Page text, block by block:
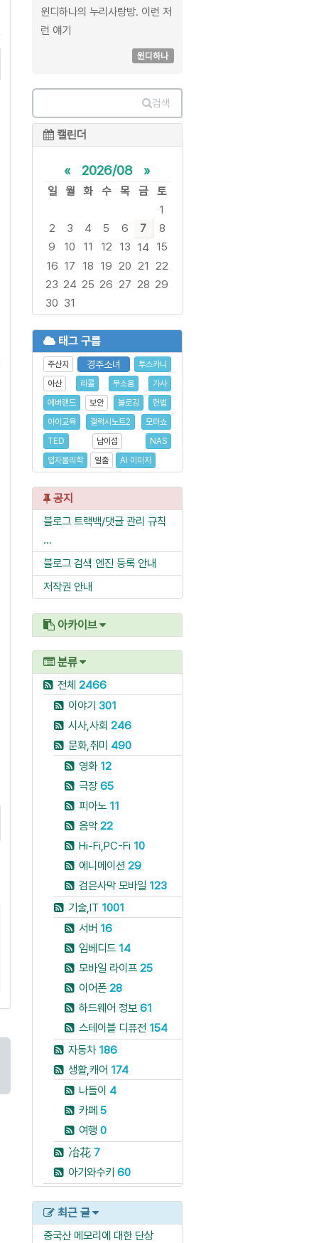
윈디하나의 누리사랑방. 이런 저
런 얘기
윈디하나
검색
캘린더
« 2026/08 »
일 월 화 수 목 금
토
1
2
3 4 5 6 7
8
9
10 11 12 13 14
15
16 17 18 19 20 21
22
23 24 25 26 27 28 29
30 31
태그 구름
주산지 경주소녀
투스카니
아산
리콜 무소음
가사
에버랜드
보안 블로깅
헌법
아이교육
갤럭시노트2
모터쇼
TED
남이섬
NAS
입자물리학
일출 AI 이미지
공지
블로그 트랙백/댓글 관리 규칙
...
블로그 검색 엔진 등록 안내
저작권 안내
아카이브
분류
전체 2466
이야기 301
시사,사회 246
문화,취미 490
영화 12
극장65
피아노 11
음악22
Hi-Fi,PC-Fi 10
에니메이션 29
검은사막 모바일 123
기술,IT 1001
서버 16
임베디드 14
모바일 라이프 25
이어폰 28
하드웨어 정보 61
스테이블 디퓨전 154
자동차 186
생활,캐어 174
나들이 4
카페 5
여행 0
冶花 7
아기와수키 60
최근 글
중국산 메모리에 대한 단상